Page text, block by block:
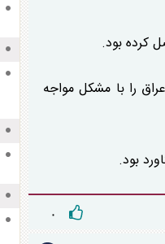
کرده بود.
را با مشکل مواجه
بود.
۰